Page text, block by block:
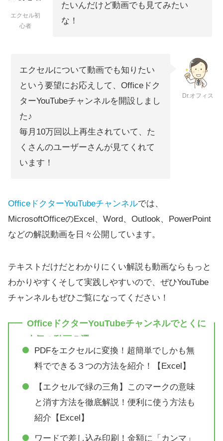
エクセル初
心者
たいんだけど動画でも見てみたい
な！
エクセルについて動画でも知りたい
という要望にお応えして、Officeドク
ターYouTubeチャンネルを開設しまし
た♪
毎月10万回以上再生されていて、た
くさんのユーザーさんが見てくれて
います！
Dr.オフィス
OfficeドクターYouTubeチャンネルでは、
MicrosoftOfficeのExcel、Word、Outlook、PowerPoint
などの解説動画を日々公開しています。
テキストだけだとわかりにくい解説も動画ならもっと
わかりやすくそして実践しやすいので、ぜひYouTube
チャンネルもぜひご覧になってください！
OfficeドクターYouTubeチャンネルでとくに
人気の動画５選
PDFをエクセルに変換！超簡単でしかも無
料でできる３つの方法を紹介！【Excel】
【エクセルで緑の三角】このマークの意味
と消す方法を徹底解説！便利に使う方法も
紹介【Excel】
ワードで差し込み印刷！金額に「カンマ」